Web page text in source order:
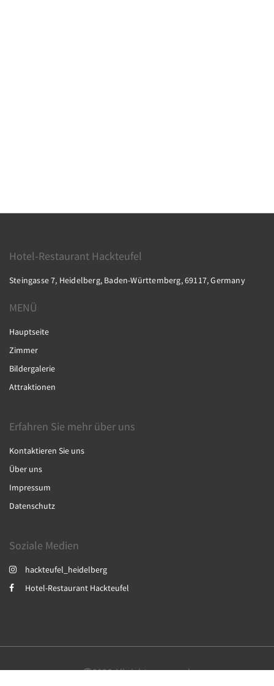
Hotel-Restaurant Hackteufel
Steingasse 7, Heidelberg, Baden-Württemberg, 69117, Germany
MENÜ
Hauptseite
Zimmer
Bildergalerie
Attraktionen
Erfahren Sie mehr über uns
Kontaktieren Sie uns
Über uns
Impressum
Datenschutz
Soziale Medien
hackteufel_heidelberg
Hotel-Restaurant Hackteufel
2026All rights reserved